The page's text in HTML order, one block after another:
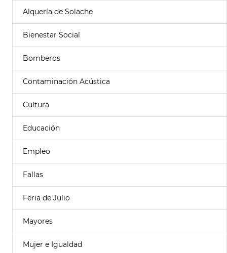
Alquería de Solache
Bienestar Social
Bomberos
Contaminación Acústica
Cultura
Educación
Empleo
Fallas
Feria de Julio
Mayores
Mujer e Igualdad